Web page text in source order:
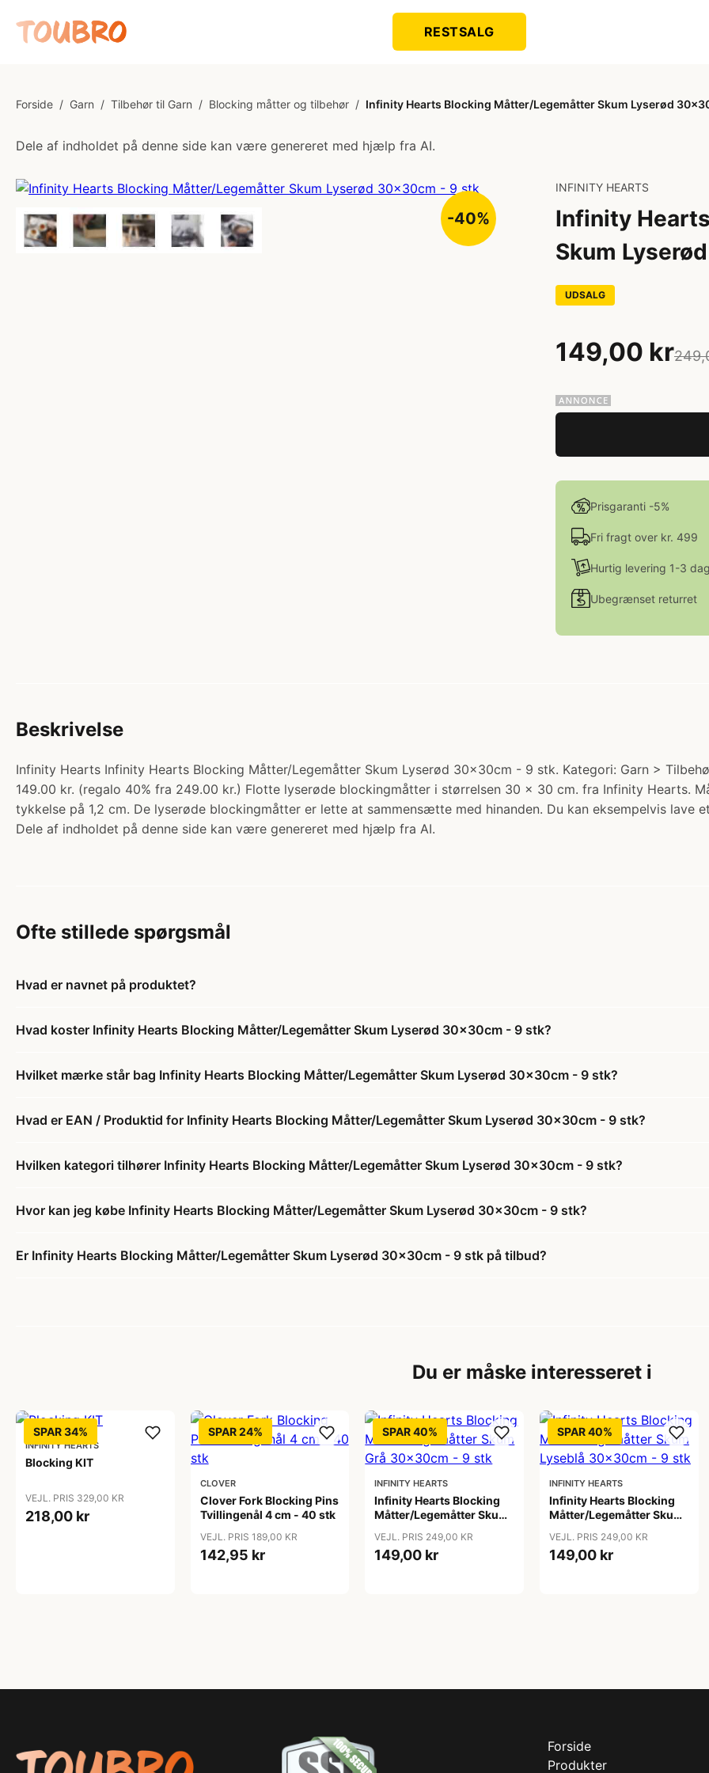
RESTSALG
Forside / Garn / Tilbehør til Garn / Blocking måtter og tilbehør / Infinity Hearts Blocking Måtter/Legemåtter Skum Lyserød
Dele af indholdet på denne side kan være genereret med hjælp fra AI.
-40%
INFINITY HEARTS
Infinity
Skum
UDSALG
149,00 kr
Prisgaranti -5%
Fri fragt over kr. 499
Hurtig levering 1-3
Ubegrænset returret
Beskrivelse
Infinity Hearts Infinity Hearts Blocking Måtter/Legemåtter Skum Lyserød 30x30cm - 9 stk. Kategori: Garn >
149.00 kr. (regalo 40% fra 249.00 kr.) Flotte lyserøde blockingmåtter i størrelsen 30 x 30 cm. fra Infinity Hearts.
tykkelse på 1,2 cm. De lyserøde blockingmåtter er lette at sammensætte med hinanden. Du kan eksempelvis lave
Dele af indholdet på denne side kan være genereret med hjælp fra AI.
Ofte stillede spørgsmål
Hvad er navnet på produktet?
Hvad koster Infinity Hearts Blocking Måtter/Legemåtter Skum Lyserød 30x30cm - 9 stk?
Hvilket mærke står bag Infinity Hearts Blocking Måtter/Legemåtter Skum Lyserød 30x30cm - 9 stk?
Hvad er EAN / Produktid for Infinity Hearts Blocking Måtter/Legemåtter Skum Lyserød 30x30cm - 9 stk?
Hvilken kategori tilhører Infinity Hearts Blocking Måtter/Legemåtter Skum Lyserød 30x30cm - 9 stk?
Hvor kan jeg købe Infinity Hearts Blocking Måtter/Legemåtter Skum Lyserød 30x30cm - 9 stk?
Er Infinity Hearts Blocking Måtter/Legemåtter Skum Lyserød 30x30cm - 9 stk på tilbud?
Du er måske interesseret i
SPAR 34%
INFINITY HEARTS
Blocking KIT
VEJL. PRIS 329,00 KR
218,00 kr
SPAR 24%
CLOVER
Clover Fork Blocking Pins
Tvillingenål 4 cm - 40 stk
VEJL. PRIS 189,00 KR
142,95 kr
SPAR 40%
INFINITY HEARTS
Infinity Hearts Blocking
Måtter/Legemåtter Skum
VEJL. PRIS 249,00 KR
149,00 kr
SPAR 40%
INFINITY HEARTS
Infinity Hearts Blocking
Måtter/Legemåtter Skum
VEJL. PRIS 249,00 KR
149,00 kr
Forside
Produkter